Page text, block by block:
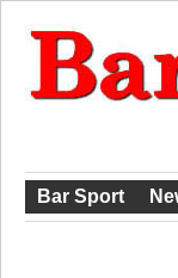
Bar Sport